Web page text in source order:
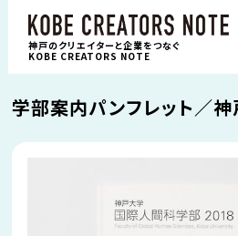
神戸のクリエイターと企業をつなぐ
KOBE CREATORS NOTE
学部案内パンフレット／